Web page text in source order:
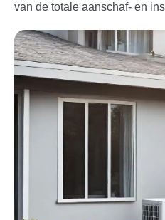
van de totale aanschaf- en